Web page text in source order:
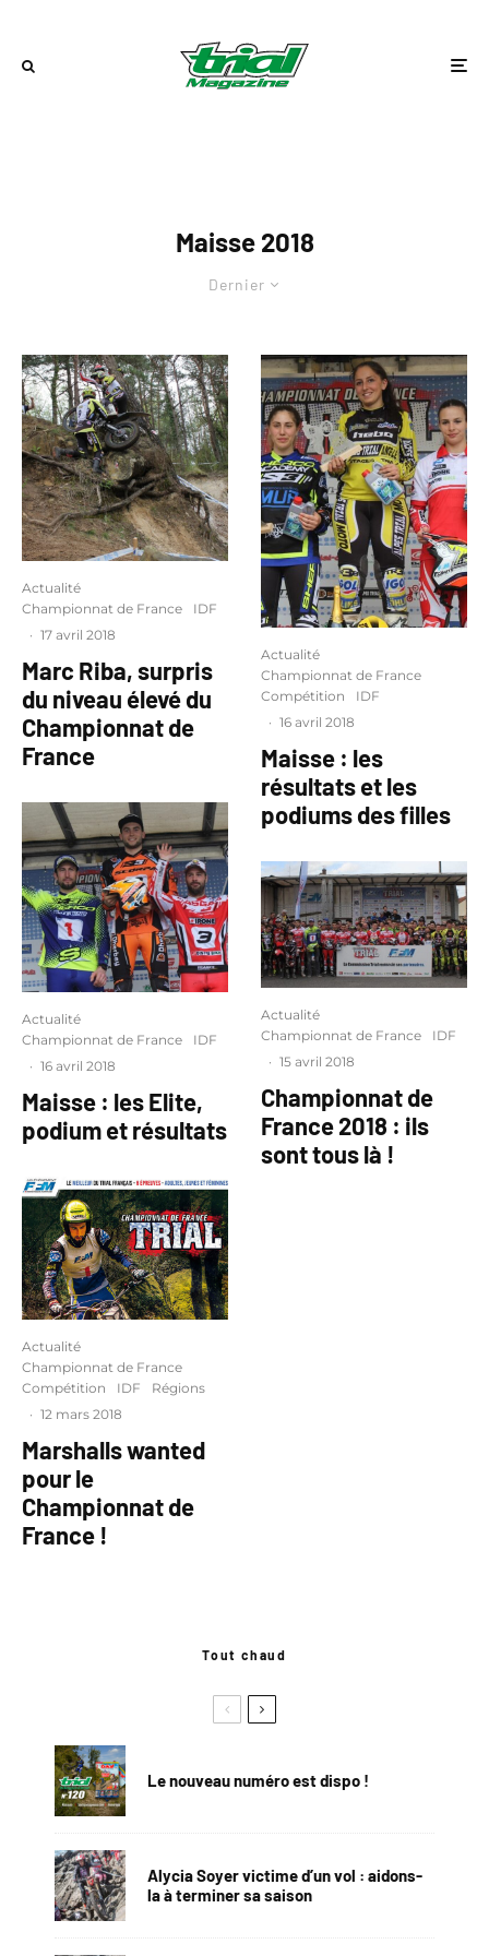
Maisse 2018
Dernier
Actualité
Championnat de France
IDF
· 17 avril 2018
Marc Riba, surpris
du niveau élevé du
Championnat de
France
Actualité
Championnat de France
IDF
· 16 avril 2018
Maisse : les Elite,
podium et résultats
Actualité
Championnat de France
Compétition
IDF
Régions
· 12 mars 2018
Marshalls wanted
pour le
Championnat de
France !
Actualité
Championnat de France
Compétition
IDF
· 16 avril 2018
Maisse : les
résultats et les
podiums des filles
Actualité
Championnat de France
IDF
· 15 avril 2018
Championnat de
France 2018 : ils
sont tous là !
Tout chaud
Le nouveau numéro est dispo !
Alycia Soyer victime d’un vol : aidons-
la à terminer sa saison